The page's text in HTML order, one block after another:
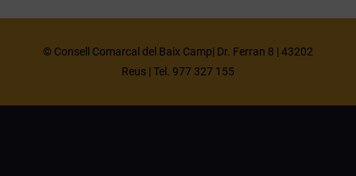
© Consell Comarcal del Baix Camp| Dr. Ferran 8 | 43202
Reus | Tel. 977 327 155